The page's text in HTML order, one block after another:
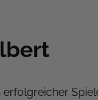
erfolgreicher